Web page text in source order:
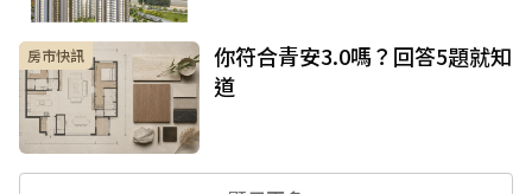
房市快訊
你符合青安3.0嗎？回答5題就知
道